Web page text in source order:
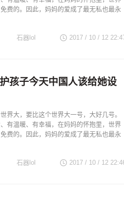
费的。因此，妈妈的爱成了最无私也最永
2017 / 10 / 12
石器lol
孩子今天中国人该给她设
界大，要比这个世界大一号，大好几号。
有温暖、有幸福，在妈妈的怀抱里，世界
费的。因此，妈妈的爱成了最无私也最永
2017 / 10 / 12
石器lol